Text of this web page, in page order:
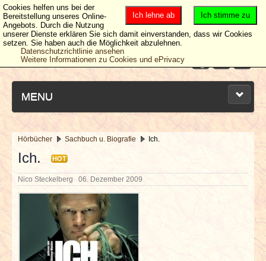
MENU
NEUESTE ARTIKEL
NEWS & DATES
BERICHTE
VERLOSUNGEN
Hörbücher Sachbuch u. Biografie Ich.
Ich. HOT
Nico Steckelberg 06. Dezember 2009
Ich stimme zu
Ich lehne ab
Cookies helfen uns bei der
Bereitstellung unseres Online-
Angebots. Durch die Nutzung
unserer Dienste erklären Sie sich damit einverstanden, dass wir Cookies
setzen. Sie haben auch die Möglichkeit abzulehnen.
Datenschutzrichtlinie ansehen
Weitere Informationen zu Cookies und ePrivacy